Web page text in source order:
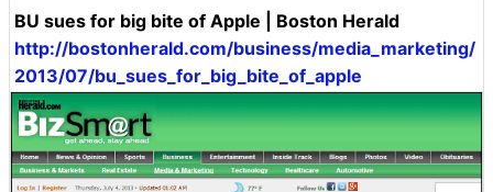
BU sues for big bite of Apple | Boston Herald
http://bostonherald.com/business/media_marketing/
2013/07/bu_sues_for_big_bite_of_apple